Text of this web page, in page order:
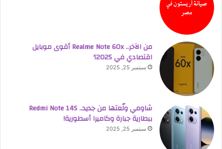
من الآخر.. Realme Note 60x أقوى موبايل
اقتصادي في 2025؟
سبتمبر 25, 2025
شاومي ولّعتها من جديد.. Redmi Note 14S
ببطارية جبارة وكاميرا أسطورية!
سبتمبر 25, 2025